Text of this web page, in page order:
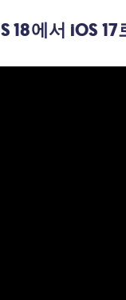
18에서 iOS